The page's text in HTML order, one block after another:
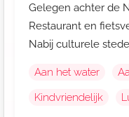
Gelegen achter de
Restaurant en
Nabij culturele
Aan het water
Kindvriendelijk